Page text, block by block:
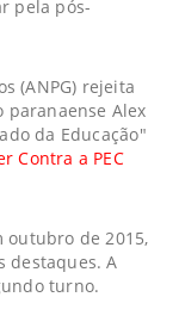
pela pós-
(ANPG) rejeita
paranaense Alex
da Educação"
Contra a PEC
outubro de 2015,
destaques. A
turno.